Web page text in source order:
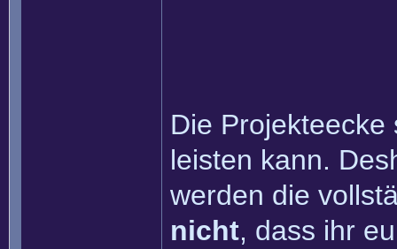
Die
leisten kann.
werden die
nicht, dass ihr